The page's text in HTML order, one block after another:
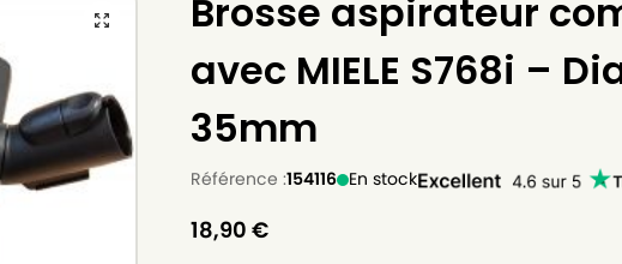
Brosse aspirateur
avec MIELE S768i –
35mm
Référence :154116 En stock
18,90 €